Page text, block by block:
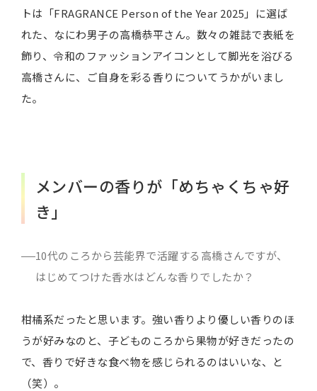
トは「FRAGRANCE Person of the Year 2025」に選ば
れた、なにわ男子の高橋恭平さん。数々の雑誌で表紙を
飾り、令和のファッションアイコンとして脚光を浴びる
高橋さんに、ご自身を彩る香りについてうかがいまし
た。
メンバーの香りが「めちゃくちゃ好
き」
10代のころから芸能界で活躍する高橋さんですが、
はじめてつけた香水はどんな香りでしたか？
柑橘系だったと思います。強い香りより優しい香りのほ
うが好みなのと、子どものころから果物が好きだったの
で、香りで好きな食べ物を感じられるのはいいな、と
（笑）。